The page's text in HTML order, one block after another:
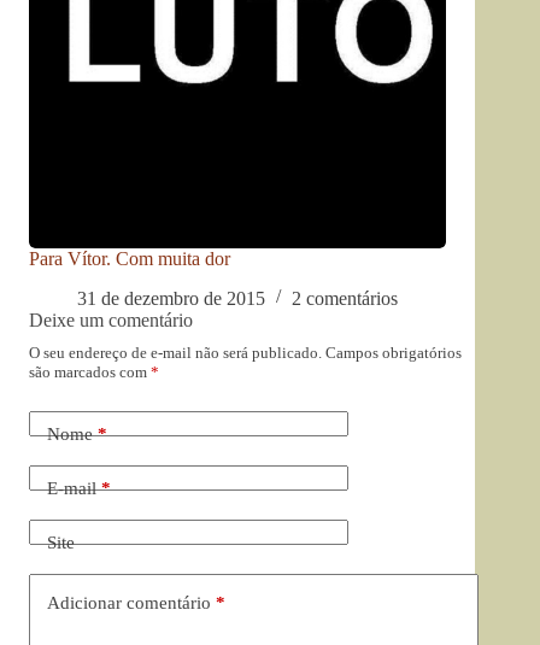
Para Vítor. Com muita dor
31 de dezembro de 2015
2 comentários
Deixe um comentário
O seu endereço de e-mail não será publicado. Campos obrigatórios
são marcados com *
Nome*
E-mail*
Site
Adicionar comentário *